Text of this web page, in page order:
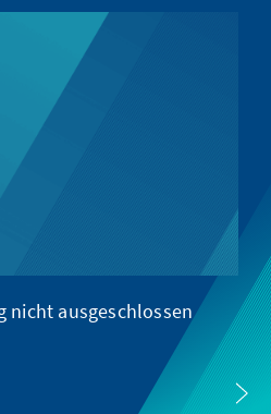
nicht ausgeschlossen